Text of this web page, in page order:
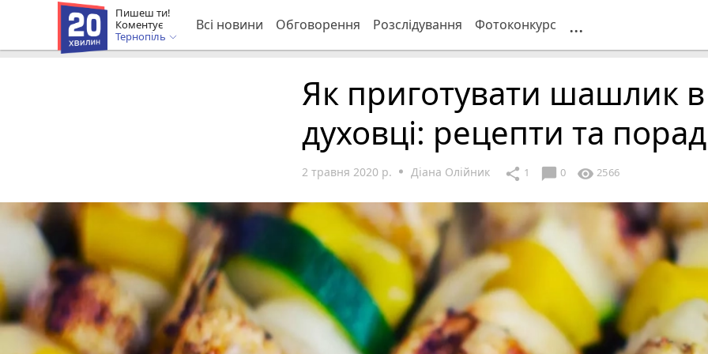
Пишеш ти!
Коментує
Тернопіль
Всі новини Обговорення Розслідування Фотоконкурс ...
Як приготувати шашлик в
духовці: рецепти та
2 травня 2020 р. Діана Олійник share 1 chat_bubble 0 visibility 2566